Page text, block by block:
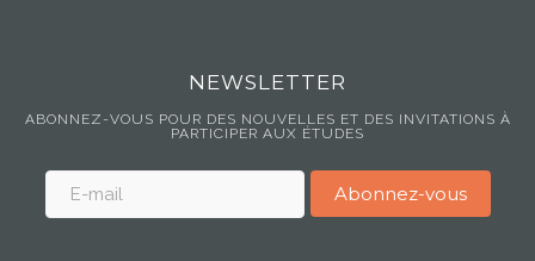
NEWSLETTER
ABONNEZ-VOUS POUR DES NOUVELLES ET DES INVITATIONS À
PARTICIPER AUX ÉTUDES